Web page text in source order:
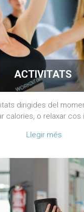
ACTIVITATS
dirigides del
calories, o relaxar cos
Llegir més